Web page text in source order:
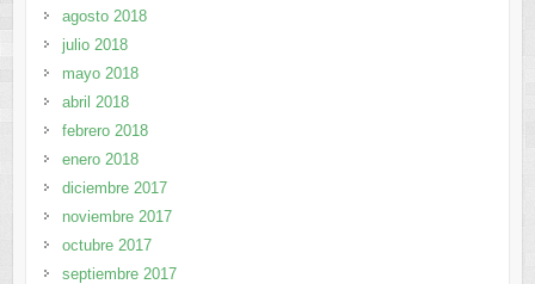
agosto 2018
julio 2018
mayo 2018
abril 2018
febrero 2018
enero 2018
diciembre 2017
noviembre 2017
octubre 2017
septiembre 2017